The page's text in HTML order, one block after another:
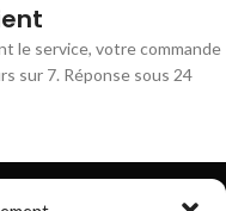
le service, votre commande
sur 7. Réponse sous 24